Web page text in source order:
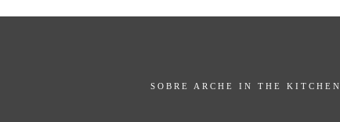
SOBRE ARCHE IN THE KITCHEN